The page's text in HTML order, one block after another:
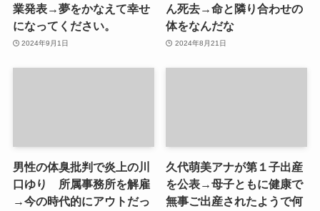
業発表→夢をかなえて幸せ
になってください。
2024年9月1日
ん死去→命と隣り合わせの
体をなんだな
2024年8月21日
男性の体臭批判で炎上の川
口ゆり 所属事務所を解雇
→今の時代的にアウトだっ
久代萌美アナが第１子出産
を公表→母子ともに健康で
無事ご出産されたようで何